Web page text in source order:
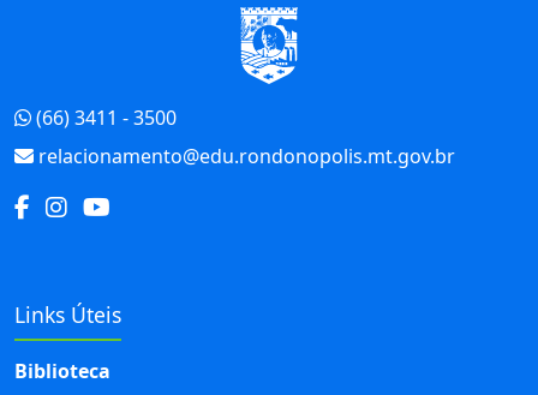
(66) 3411 - 3500
relacionamento@edu.rondonopolis.mt.gov.br
Links Úteis
Biblioteca